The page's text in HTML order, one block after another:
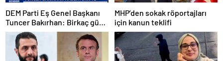
DEM Parti Eş Genel Başkanı
Tuncer Bakırhan: Birkaç gün
içerisinde kongre kararları
açıklanacak
MHP’den sokak röportajları
için kanun teklifi